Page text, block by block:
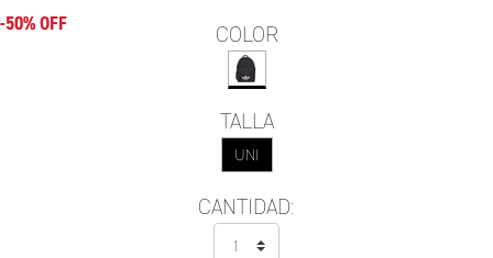
-50% OFF COLOR
TALLA
UNI
CANTIDAD: